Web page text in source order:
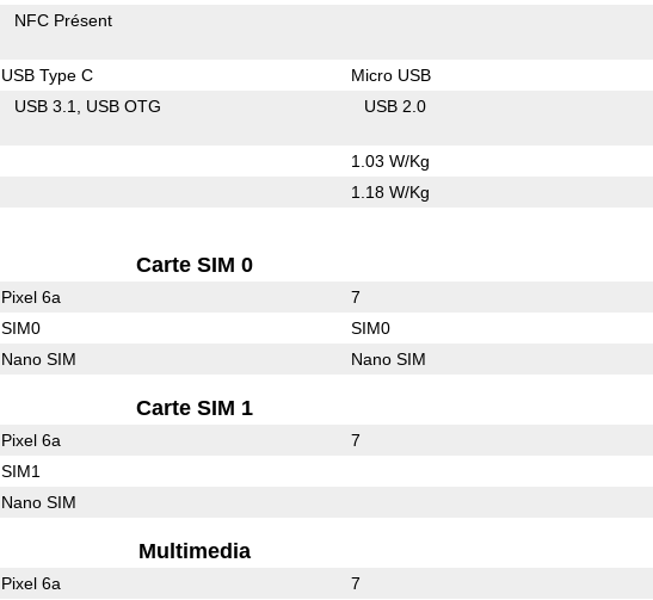
NFC Présent
USB Type C Micro USB
USB 3.1 USB OTG USB 2.0
1.03 W/Kg
1.18 W/Kg
Carte SIM 0
Pixel 6a 7
SIM0 SIM0
Nano SIM Nano SIM
Carte SIM 1
Pixel 6a 7
SIM1
Nano SIM
Multimedia
Pixel 6a 7